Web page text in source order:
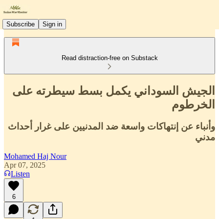
Subscribe Sign in
Read distraction-free on Substack
الجيش السوداني يكمل بسط سيطرته على
الخرطوم
وأنباء عن إنتهاكات واسعة ضد المدنيين على غرار أحداث
مدني
Mohamed Haj Nour
Apr 07, 2025
Listen
6